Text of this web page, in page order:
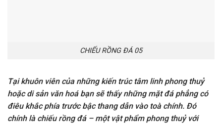
CHIẾU RỒNG ĐÁ 05
Tại khuôn viên của những kiến trúc tâm linh phong thuỷ
hoặc di sản văn hoá bạn sẽ thấy những mặt đá phẳng có
điêu khắc phía trước bậc thang dẫn vào toà chính. Đó
chính là chiếu rồng đá – một vật phẩm phong thuỷ với